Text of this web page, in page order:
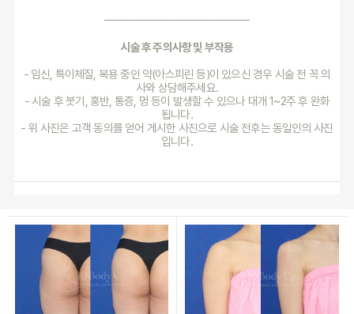
──────────────────
시술 후 주의사항 및 부작용
- 임신, 특이체질, 복용 중인 약(아스피린 등)이 있으신 경우 시술 전 꼭 의
사와 상담해주세요.
- 시술 후 붓기, 홍반, 통증, 멍 등이 발생할 수 있으나 대개 1~2주 후 완화
됩니다.
- 위 사진은 고객 동의를 얻어 게시한 사진으로 시술 전후는 동일인의 사진
입니다.